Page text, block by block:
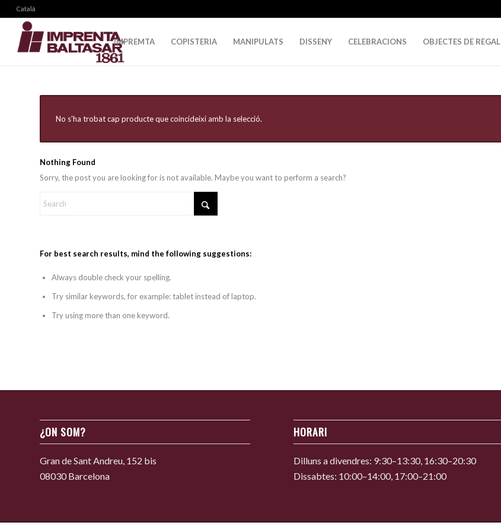
Català
IMPREMTA COPISTERIA MANIPULATS DISSENY CELEBRACIONS OBJECTES DE REGAL
No s'ha trobat cap producte que coincideixi amb la selecció.
Nothing Found
Sorry, the post you are looking for is not available. Maybe you want to perform a search?
For best search results, mind the following suggestions:
Always double check your spelling.
Try similar keywords, for example: tablet instead of laptop.
Try using more than one keyword.
¿ON SOM?
Gran de Sant Andreu, 152 bis
08030 Barcelona
HORARI
Dilluns a divendres: 9:30–13:30, 16:30–20:30
Dissabtes: 10:00–14:00, 17:00–21:00